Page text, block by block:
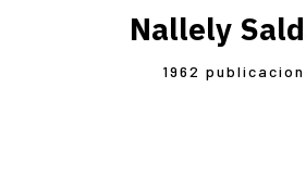
Nallely
1962